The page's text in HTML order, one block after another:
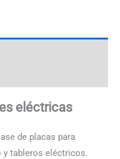
eléctricas
de placas para
y tableros eléctricos.